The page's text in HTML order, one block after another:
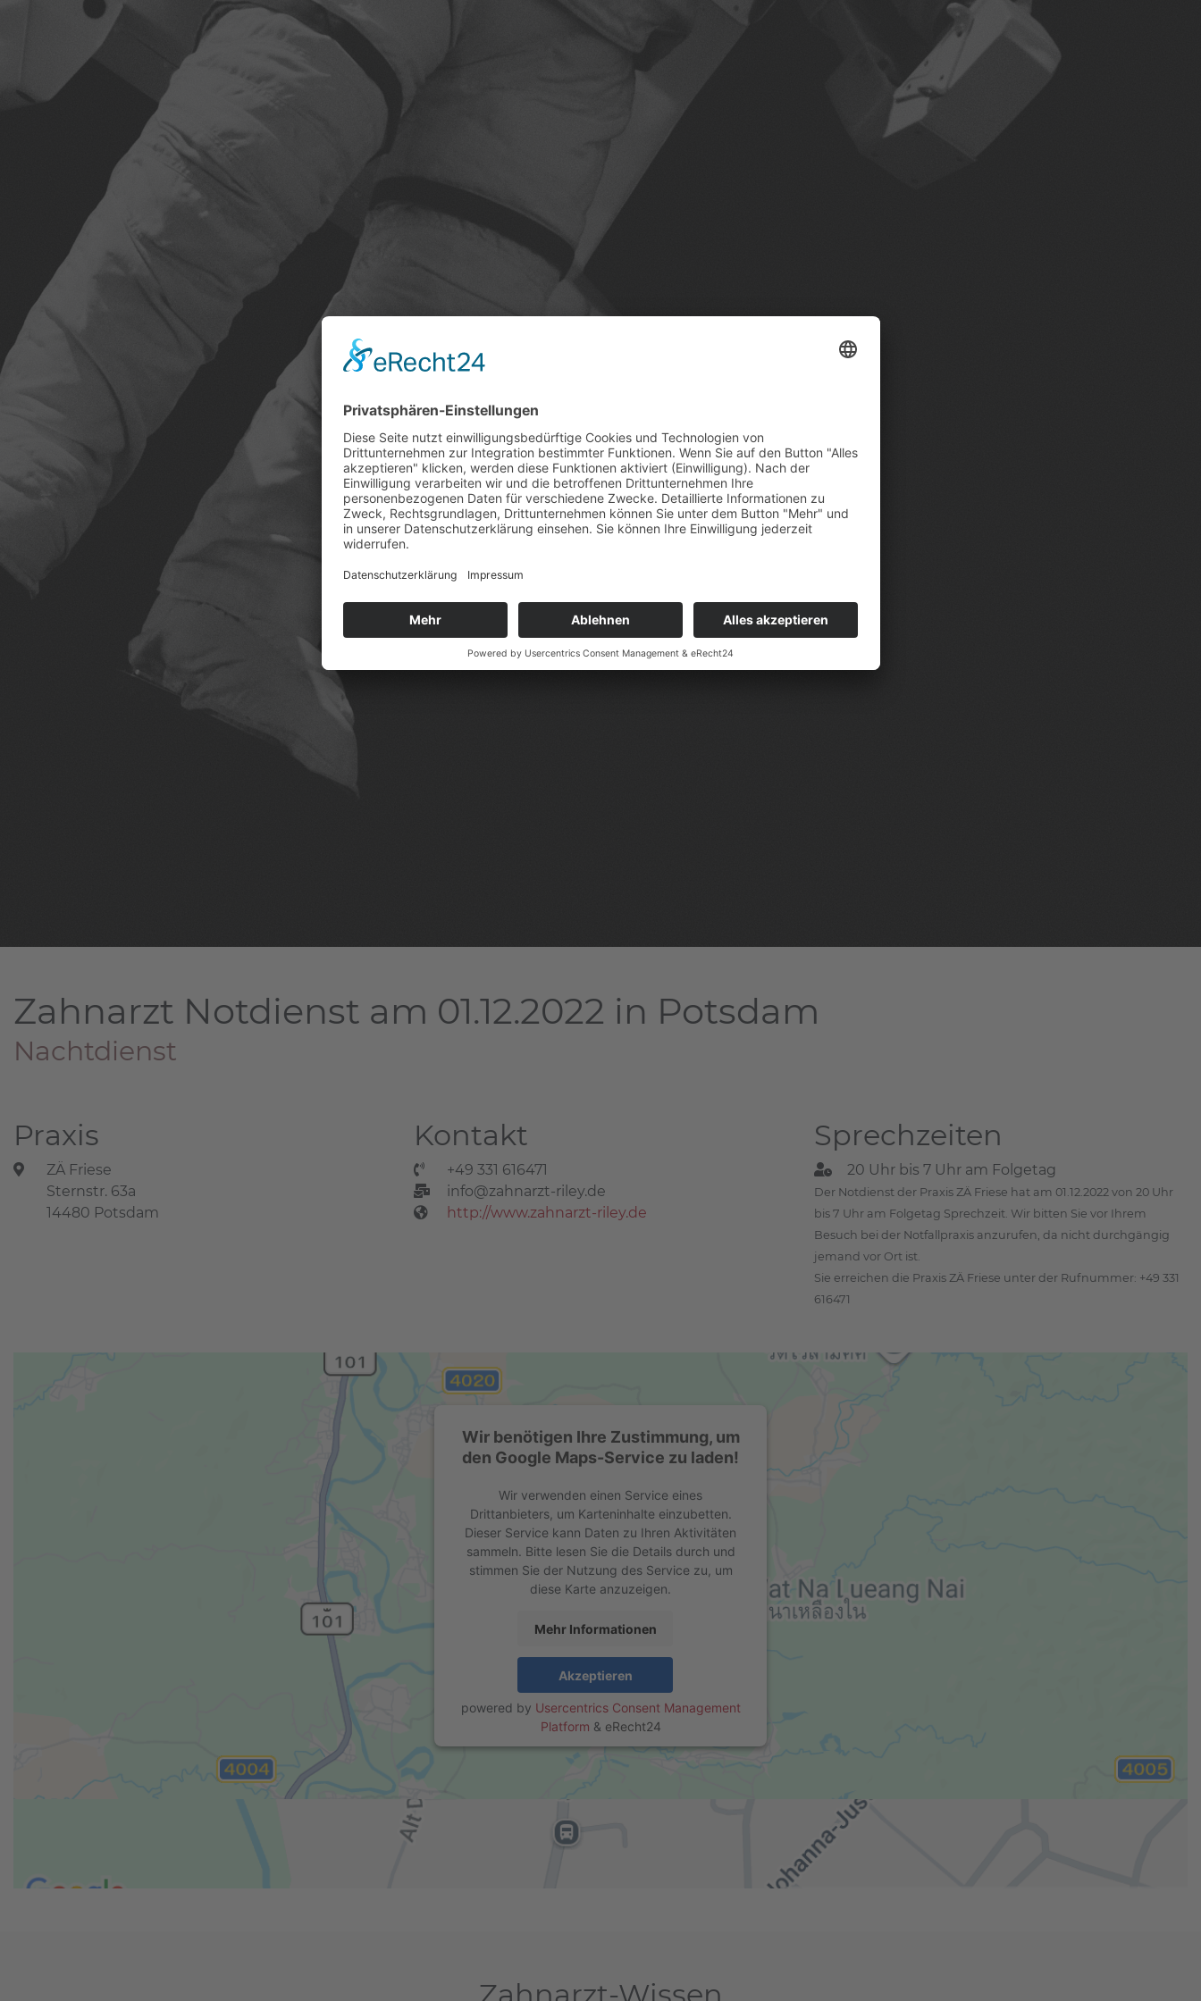
Zahnarzt Notdienst am 01.12.2022 in Potsdam
Nachtdienst
Praxis
ZÄ Friese
Sternstr. 63a
14480 Potsdam
Kontakt
+49 331 616471
info@zahnarzt-riley.de
http://www.zahnarzt-riley.de
Sprechzeiten
20 Uhr bis 7 Uhr am Folgetag
Der Notdienst der Praxis ZÄ Friese hat am 01.12.2022 von 20 Uhr
bis 7 Uhr am Folgetag Sprechzeit. Wir bitten Sie vor Ihrem
Besuch bei der Notfallpraxis anzurufen, da nicht durchgängig
jemand vor Ort ist.
Sie erreichen die Praxis ZÄ Friese unter der Rufnummer: +49 331
616471
Wir benötigen Ihre Zustimmung, um
den Google Maps-Service zu laden!
Wir verwenden einen Service eines
Drittanbieters, um Karteninhalte einzubetten.
Dieser Service kann Daten zu Ihren Aktivitäten
sammeln. Bitte lesen Sie die Details durch und
stimmen Sie der Nutzung des Service zu, um
diese Karte anzuzeigen.
Mehr Informationen
Akzeptieren
powered by Usercentrics Consent Management
Platform & eRecht24